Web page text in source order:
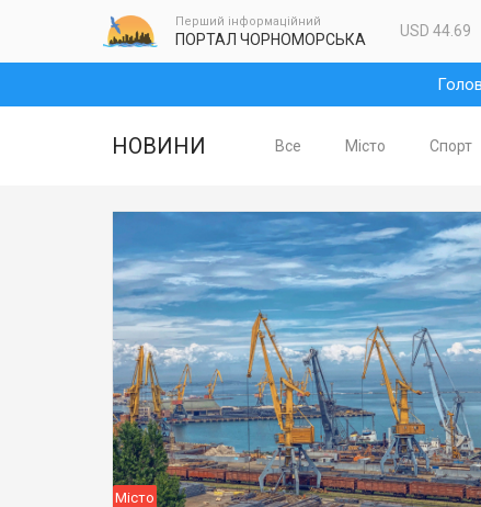
Перший інформаційний
ПОРТАЛ ЧОРНОМОРСЬКА USD 44.69
НОВИНИ Все Місто Спорт
Місто